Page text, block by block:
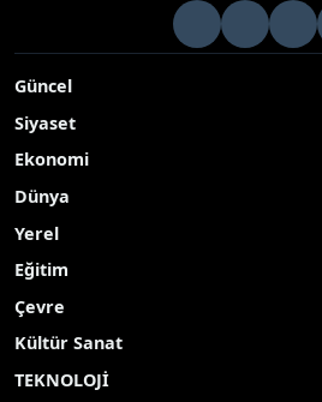
Güncel
Siyaset
Ekonomi
Dünya
Yerel
Eğitim
Çevre
Kültür Sanat
TEKNOLOJİ